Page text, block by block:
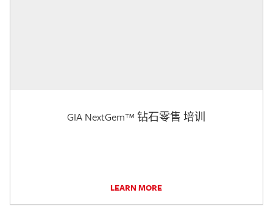
GIA NextGem™ 钻石零售 培训
LEARN MORE